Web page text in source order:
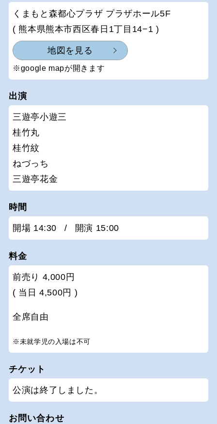
くまもと森都心プラザ プラザホール5F
( 熊本県熊本市西区春日1丁目14−1 )
地図を見る
※google mapが開きます
出演
三遊亭小遊三
桂竹丸
桂竹紋
ねづっち
三遊亭花金
時間
開場 14:30 / 開演 15:00
料金
前売り 4,000円
( 当日 4,500円 )
全席自由
※未就学児の入場は不可
チケット
公演は終了しました。
お問い合わせ